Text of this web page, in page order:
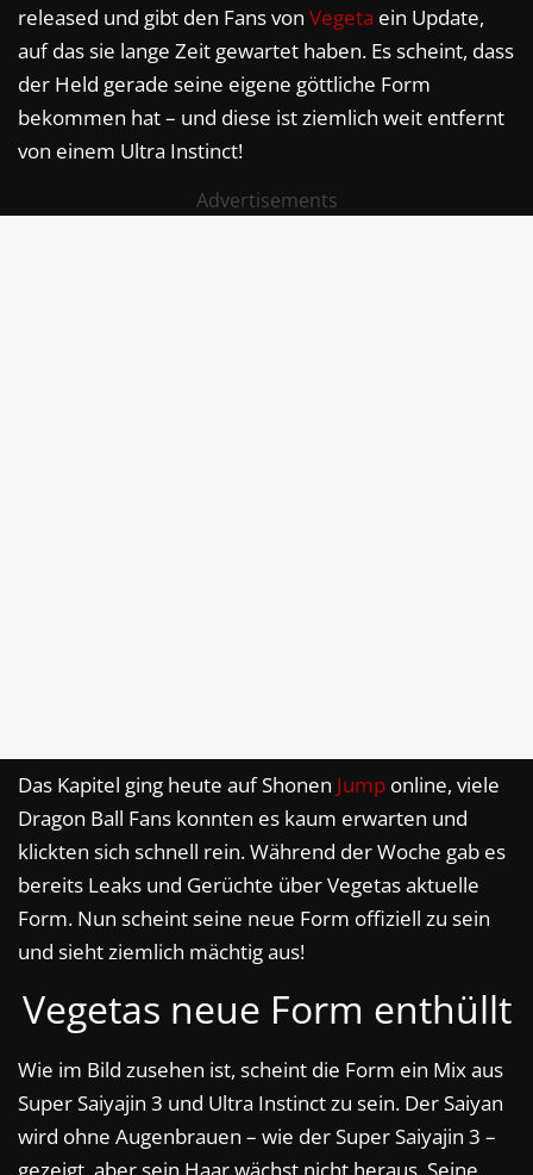
released und gibt den Fans von Vegeta ein Update,
auf das sie lange Zeit gewartet haben. Es scheint, dass
der Held gerade seine eigene göttliche Form
bekommen hat – und diese ist ziemlich weit entfernt
von einem Ultra Instinct!
Advertisements
Das Kapitel ging heute auf Shonen Jump online, viele
Dragon Ball Fans konnten es kaum erwarten und
klickten sich schnell rein. Während der Woche gab es
bereits Leaks und Gerüchte über Vegetas aktuelle
Form. Nun scheint seine neue Form offiziell zu sein
und sieht ziemlich mächtig aus!
Vegetas neue Form enthüllt
Wie im Bild zusehen ist, scheint die Form ein Mix aus
Super Saiyajin 3 und Ultra Instinct zu sein. Der Saiyan
wird ohne Augenbrauen – wie der Super Saiyajin 3 –